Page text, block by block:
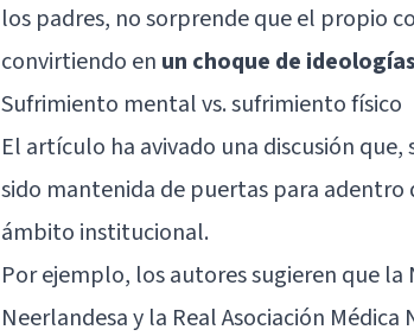
los padres, no sorprende que el propio
convirtiendo en un choque de
Sufrimiento mental vs. sufrimiento físico
El artículo ha avivado una discusión
sido mantenida de puertas para
ámbito institucional.
Por ejemplo, los autores sugieren que la
Neerlandesa y la Real Asociación